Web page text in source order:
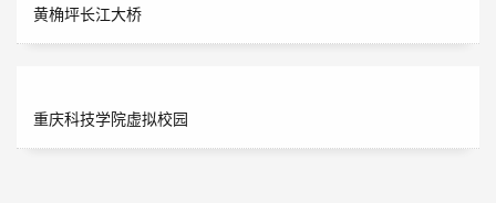
黄桷坪长江大桥
重庆科技学院虚拟校园